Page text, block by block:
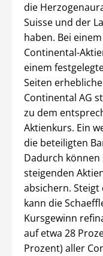
die
Suisse und der
haben. Bei
Continental-
einem
Seiten
Continental AG
zu dem
Aktienkurs. Ein
die beteiligten
Dadurch können
steigenden
absichern.
kann die
Kursgewinn
auf etwa 28
Prozent) aller